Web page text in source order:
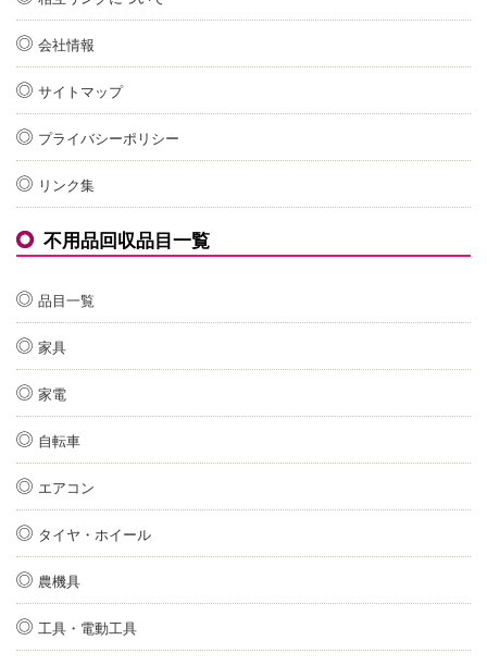
会社情報
サイトマップ
プライバシーポリシー
リンク集
不用品回収品目一覧
品目一覧
家具
家電
自転車
エアコン
タイヤ・ホイール
農機具
工具・電動工具